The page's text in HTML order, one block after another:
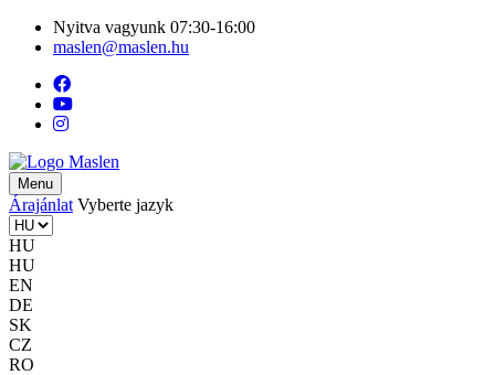
Nyitva vagyunk 07:30-16:00
maslen@maslen.hu
Menu
Árajánlat Vyberte jazyk
HU
HU
EN
DE
SK
CZ
RO